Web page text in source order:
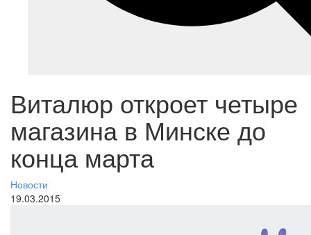
Виталюр откроет четыре
магазина в Минске до
конца марта
Новости
19.03.2015